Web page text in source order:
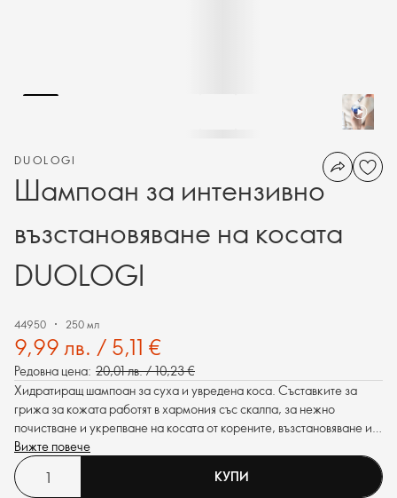
DUOLOGI
Шампоан за интензивно
възстановяване на косата
DUOLOGI
44950 250 мл
9,99 лв. / 5,11 €
Редовна цена: 20,01 лв. / 10,23 €
Хидратиращ шампоан за суха и увредена коса. Съставките за
грижа за кожата работят в хармония със скалпа, за нежно
почистване и укрепване на косата от корените, възстановяване и
намаляване на накъсването.
Вижте повече
КУПИ